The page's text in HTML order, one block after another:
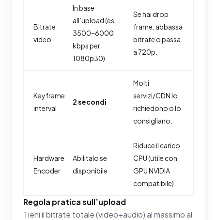
Bitrate
video
In base
all’upload (es.
3500–6000
kbps per
1080p30)
Se hai drop
frame, abbassa
bitrate o passa
a 720p.
Keyframe
interval
2 secondi
Molti
servizi/CDN lo
richiedono o lo
consigliano.
Hardware
Encoder
Abilitalo se
disponibile
Riduce il carico
CPU (utile con
GPU NVIDIA
compatibile).
Regola pratica sull’upload
Tieni il bitrate totale (video+audio) al massimo al